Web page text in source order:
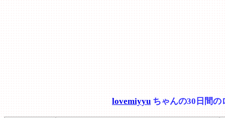
lovemiyyuちゃんの30日間の